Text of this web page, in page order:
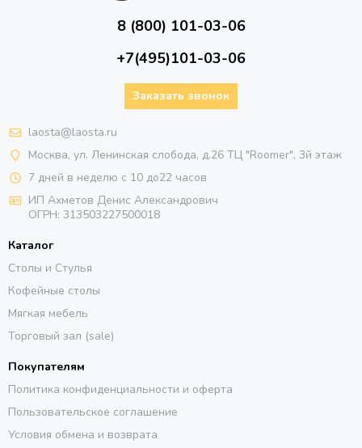
8 (800) 101-03-06
+7(495)101-03-06
Заказать звонок
laosta@laosta.ru
Москва, ул. Ленинская слобода, д.26 ТЦ "Roomer", 3й этаж
7 дней в неделю с 10 до22 часов
ИП Ахметов Денис Александрович
ОГРН: 313503227500018
Каталог
Столы и Стулья
Кофейные столы
Мягкая мебель
Торговый зал (sale)
Покупателям
Политика конфиденциальности и оферта
Пользовательское соглашение
Условия обмена и возврата